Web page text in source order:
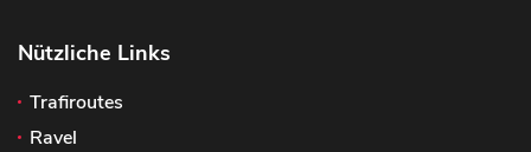
Nützliche Links
Trafiroutes
Ravel